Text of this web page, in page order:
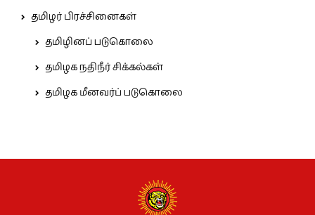
தமிழர் பிரச்சினைகள்
தமிழினப் படுகொலை
தமிழக நதிநீர் சிக்கல்கள்
தமிழக மீனவர்ப் படுகொலை